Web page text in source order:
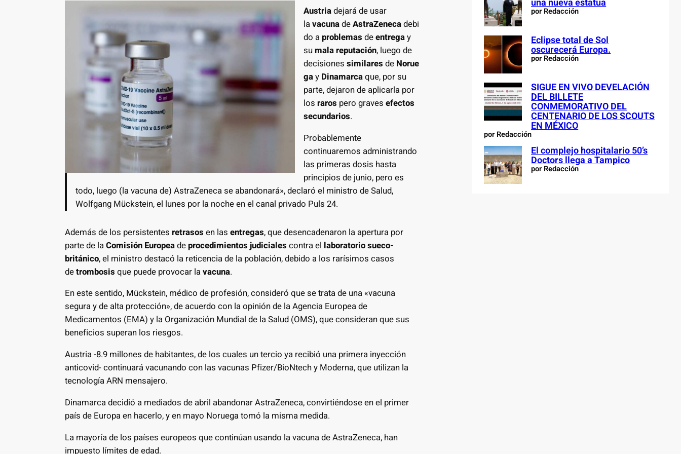
Austriadejará de usar
lavacunadeAstraZenecadebi
do aproblemas deentregay
sumala reputación, luego de
decisiones similares de Norue
gayDinamarcaque, por su
parte, dejaron de aplicarla por
los raros pero graves efectos
secundarios.
Probablemente
continuaremos administrando
las primeras dosis hasta
principios de junio, pero es
todo, luego (la vacuna de) AstraZeneca se abandonará», declaró el ministro de Salud,
Wolfgang Mückstein, el lunes por la noche en el canal privado Puls 24.
Además de los persistentes retrasos en las entregas, que desencadenaron la apertura por
parte de laComisión Europeadeprocedimientos judiciales contra el laboratorio sueco-
británico, el ministro destacó la reticencia de la población, debido a los rarísimos casos
detrombosis que puede provocar lavacuna.
En este sentido, Mückstein, médico de profesión, consideró que se trata de una «vacuna
segura y de alta protección», de acuerdo con la opinión de la Agencia Europea de
Medicamentos (EMA) y la Organización Mundial de la Salud (OMS), que consideran que sus
beneficios superan los riesgos.
Austria -8.9 millones de habitantes, de los cuales un tercio ya recibió una primera inyección
anticovid- continuará vacunando con las vacunas Pfizer/BioNtech y Moderna, que utilizan la
tecnología ARN mensajero.
Dinamarca decidió a mediados de abril abandonar AstraZeneca, convirtiéndose en el primer
país de Europa en hacerlo, y en mayo Noruega tomó la misma medida.
La mayoría de los países europeos que continúan usando la vacuna de AstraZeneca, han
impuesto límites de edad.
una nueva estatua
por Redacción
Eclipse total de Sol
oscurecerá Europa.
por Redacción
SIGUE EN VIVO DEVELACIÓN
DEL BILLETE
CONMEMORATIVO DEL
CENTENARIO DE LOS SCOUTS
EN MÉXICO
por Redacción
El complejo hospitalario 50’s
Doctors llega a Tampico
por Redacción